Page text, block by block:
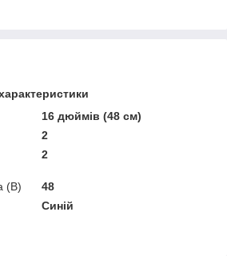
16 дюймів (48 см)
2
2
(В)
48
Синій